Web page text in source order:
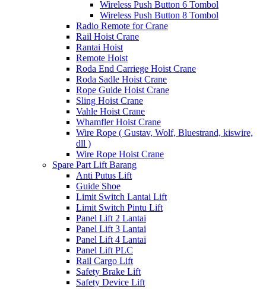
Wireless Push Button 6 Tombol
Wireless Push Button 8 Tombol
Radio Remote for Crane
Rail Hoist Crane
Rantai Hoist
Remote Hoist
Roda End Carriege Hoist Crane
Roda Sadle Hoist Crane
Rope Guide Hoist Crane
Sling Hoist Crane
Vahle Hoist Crane
Whamfler Hoist Crane
Wire Rope ( Gustav, Wolf, Bluestrand, kiswire,
dll )
Wire Rope Hoist Crane
Spare Part Lift Barang
Anti Putus Lift
Guide Shoe
Limit Switch Lantai Lift
Limit Switch Pintu Lift
Panel Lift 2 Lantai
Panel Lift 3 Lantai
Panel Lift 4 Lantai
Panel Lift PLC
Rail Cargo Lift
Safety Brake Lift
Safety Device Lift